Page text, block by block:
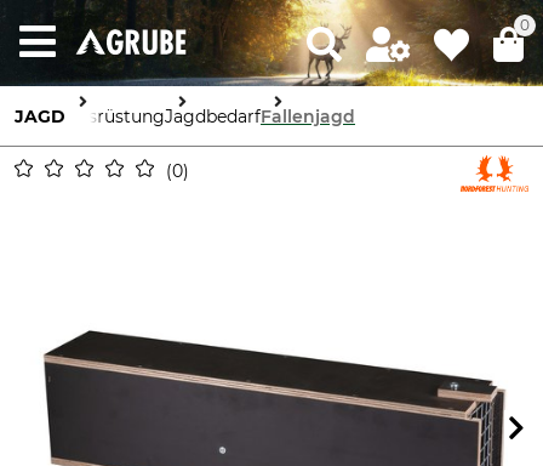
0
JAGD AusrüstungJagdbedarfFallenjagd
0